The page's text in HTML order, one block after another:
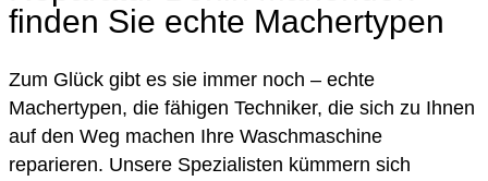
finden Sie echte Machertypen
Zum Glück gibt es sie immer noch – echte
Machertypen, die fähigen Techniker, die sich zu Ihnen
auf den Weg machen Ihre Waschmaschine
reparieren. Unsere Spezialisten kümmern sich